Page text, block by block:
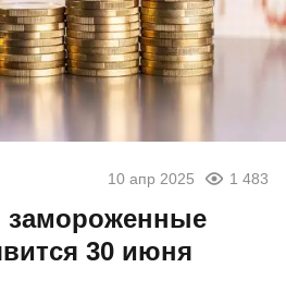
10 апр 2025 1 483
замороженные
30 июня